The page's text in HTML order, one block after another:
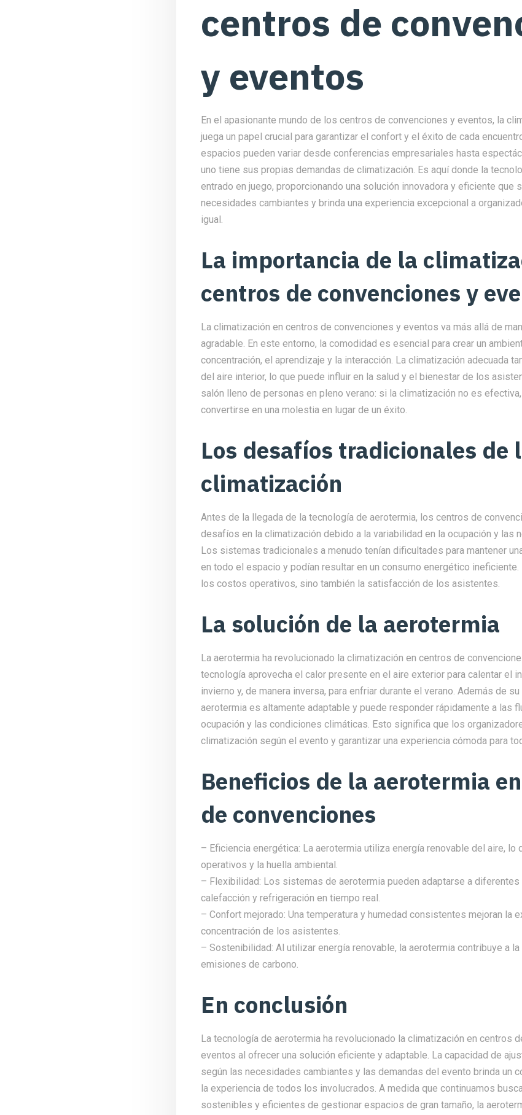
centros de
y eventos
En el apasionante mundo de los centros de convenciones y eventos, la
juega un papel crucial para garantizar el confort y el éxito de cada
espacios pueden variar desde conferencias empresariales hasta
uno tiene sus propias demandas de climatización. Es aquí donde la
entrado en juego, proporcionando una solución innovadora y eficiente que
necesidades cambiantes y brinda una experiencia excepcional a
igual.
La importancia de la
centros de convenciones y
La climatización en centros de convenciones y eventos va más allá de
agradable. En este entorno, la comodidad es esencial para crear un
concentración, el aprendizaje y la interacción. La climatización adecuada
del aire interior, lo que puede influir en la salud y el bienestar de los
salón lleno de personas en pleno verano: si la climatización no es
convertirse en una molestia en lugar de un éxito.
Los desafíos tradicionales de
climatización
Antes de la llegada de la tecnología de aerotermia, los centros de
desafíos en la climatización debido a la variabilidad en la ocupación y las
Los sistemas tradicionales a menudo tenían dificultades para mantener
en todo el espacio y podían resultar en un consumo energético
los costos operativos, sino también la satisfacción de los asistentes.
La solución de la aerotermia
La aerotermia ha revolucionado la climatización en centros de
tecnología aprovecha el calor presente en el aire exterior para calentar el
invierno y, de manera inversa, para enfriar durante el verano. Además de
aerotermia es altamente adaptable y puede responder rápidamente a las
ocupación y las condiciones climáticas. Esto significa que los
climatización según el evento y garantizar una experiencia cómoda para
Beneficios de la aerotermia
de convenciones
– Eficiencia energética: La aerotermia utiliza energía renovable del aire, lo
operativos y la huella ambiental.
– Flexibilidad: Los sistemas de aerotermia pueden adaptarse a
calefacción y refrigeración en tiempo real.
– Confort mejorado: Una temperatura y humedad consistentes mejoran la
concentración de los asistentes.
– Sostenibilidad: Al utilizar energía renovable, la aerotermia contribuye a
emisiones de carbono.
En conclusión
La tecnología de aerotermia ha revolucionado la climatización en centros
eventos al ofrecer una solución eficiente y adaptable. La capacidad de
según las necesidades cambiantes y las demandas del evento brinda un
la experiencia de todos los involucrados. A medida que continuamos
sostenibles y eficientes de gestionar espacios de gran tamaño, la